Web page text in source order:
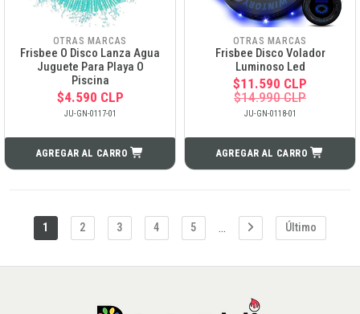
OTRAS MARCAS
Frisbee O Disco Lanza Agua
Juguete Para Playa O
Piscina
$4.590 CLP
JU-GN-0117-01
AGREGAR AL CARRO
OTRAS MARCAS
Frisbee Disco Volador
Luminoso Led
$11.590 CLP
$14.990 CLP
JU-GN-0118-01
AGREGAR AL CARRO
1 2 3 4 5 ... Último